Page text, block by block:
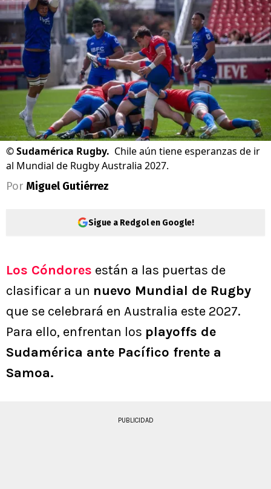
©Sudamérica Rugby. Chile aún tiene esperanzas de ir
al Mundial de Rugby Australia 2027.
Por Miguel Gutiérrez
Sigue a Redgol en Google!
Los Cóndores están a las puertas de
clasificar a un nuevo Mundial de Rugby
que se celebrará en Australia este 2027.
Para ello, enfrentan los playoffs de
Sudamérica ante Pacífico frente a
Samoa.
PUBLICIDAD